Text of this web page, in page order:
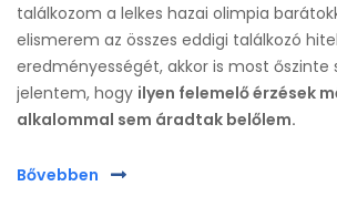
találkozom a lelkes hazai olimpia
elismerem az összes eddigi találkozó
eredményességét, akkor is most őszinte
jelentem, hogy ilyen felemelő érzések
alkalommal sem áradtak belőlem.
Bővebben